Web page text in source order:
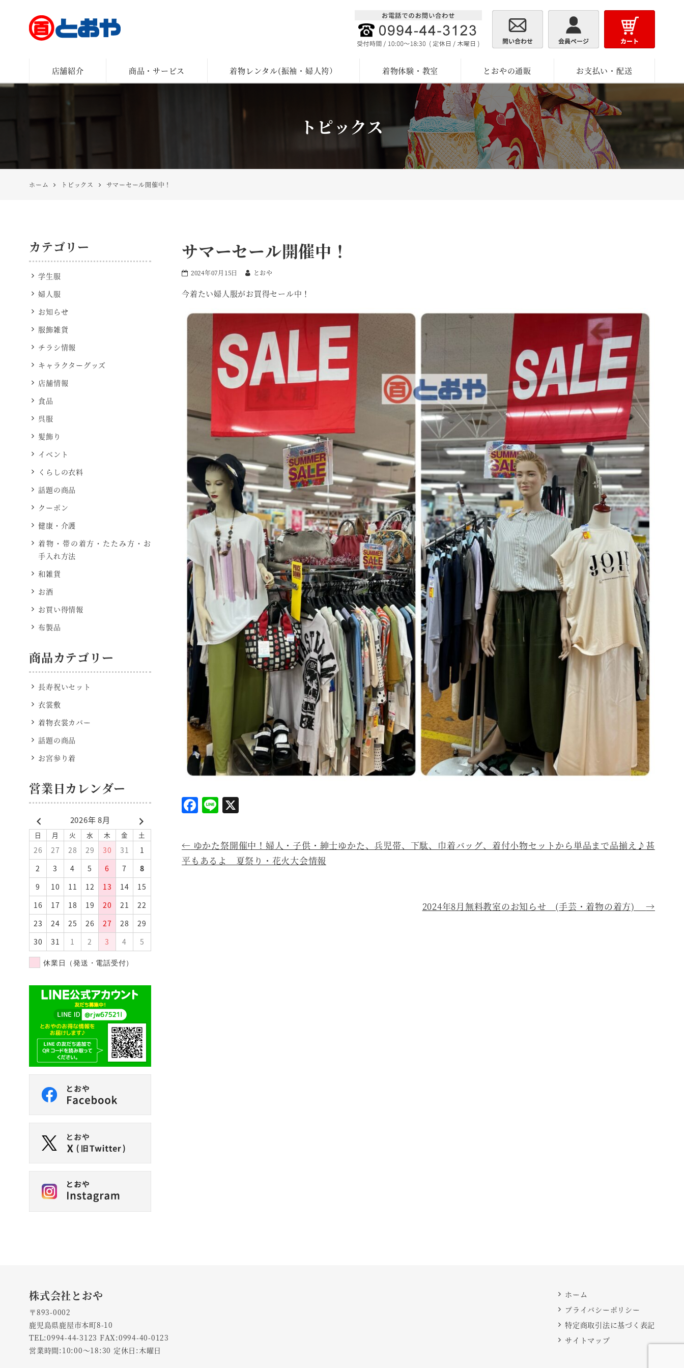
店舗紹介 商品・サービス 着物レンタル(振袖・婦人袴） 着物体験・教室 とおやの通販 お支払い・配送
トピックス
ホーム トピックス サマーセール開催中！
サマーセール開催中！
2024年07月15日 とおや
今着たい婦人服がお買得セール中！
F
c
e
b
Li
e
← ゆかた祭開催中！婦人・子供・紳士ゆかた、兵児帯、下駄、巾着バッグ、着付小物セットから単品まで品揃え♪甚
平もあるよ 夏祭り・花火大会情報
2024年8月無料教室のお知らせ (手芸・着物の着方)→
カテゴリー
学生服
婦人服
お知らせ
服飾雑貨
チラシ情報
キャラクターグッズ
店舗情報
食品
呉服
髪飾り
イベント
くらしの衣料
話題の商品
クーポン
健康・介護
着物・帯の着方・たたみ方・お
手入れ方法
和雑貨
お酒
お買い得情報
布製品
商品カテゴリー
長寿祝いセット
衣裳敷
着物衣裳カバー
話題の商品
お宮参り着
営業日カレンダー
2026年 8月
日 月 火 水 木 金 土
26 27 28 29 30 31
1
2
3 4 5 6 7
8
9
10 11 12 13 14
15
16
17 18 19 20 21
22
23
24 25 26 27 28
29
30
31 1 2 3 4 5
休業日（発送・電話受付）
株式会社とおや
〒893-0002
鹿児島県鹿屋市本町8-10
TEL:0994-44-3123 FAX:0994-40-0123
営業時間:10:00～18:30 定休日:木曜日
ホーム
プライバシーポリシー
特定商取引法に基づく表記
サイトマップ